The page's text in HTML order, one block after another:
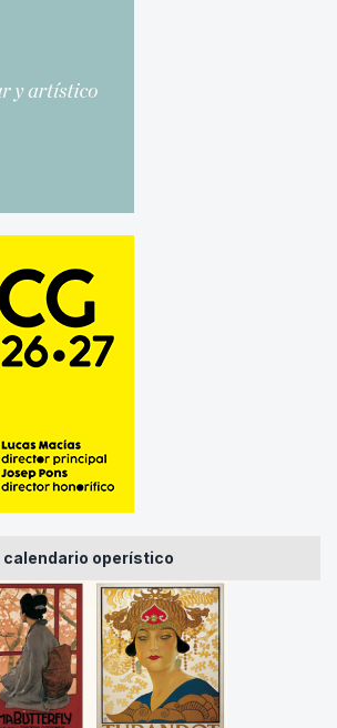
calendario operístico